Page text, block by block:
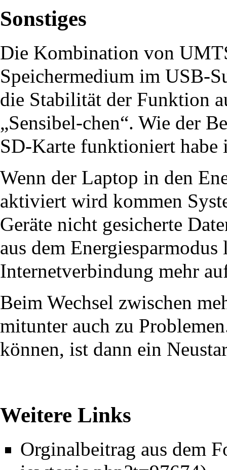
Sonstiges
Die Kombination von
Speichermedium im USB-
die Stabilität der Funktion
„Sensibel-chen“. Wie der
SD-Karte funktioniert habe
Wenn der Laptop in den
aktiviert wird kommen
Geräte nicht gesicherte
aus dem
Internetverbindung mehr
Beim Wechsel zwischen
mitunter auch zu
können, ist dann ein
Weitere Links
Orginalbeitrag aus dem